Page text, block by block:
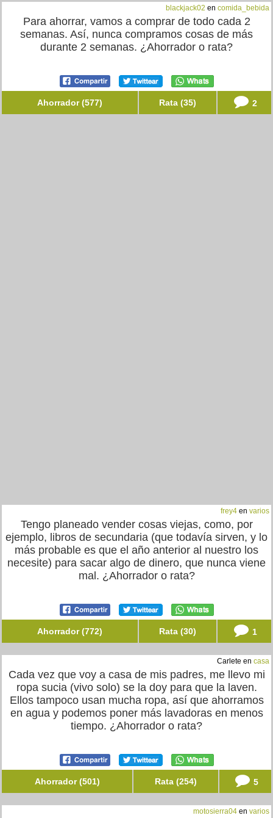
blackjack02 en comida_bebida
Para ahorrar, vamos a comprar de todo cada 2
semanas. Así, nunca compramos cosas de más
durante 2 semanas. ¿Ahorrador o rata?
Ahorrador (577) Rata (35) 2
frey4 en varios
Tengo planeado vender cosas viejas, como, por
ejemplo, libros de secundaria (que todavía sirven, y lo
más probable es que el año anterior al nuestro los
necesite) para sacar algo de dinero, que nunca viene
mal. ¿Ahorrador o rata?
Ahorrador (772) Rata (30) 1
Carlete en casa
Cada vez que voy a casa de mis padres, me llevo mi
ropa sucia (vivo solo) se la doy para que la laven.
Ellos tampoco usan mucha ropa, así que ahorramos
en agua y podemos poner más lavadoras en menos
tiempo. ¿Ahorrador o rata?
Ahorrador (501) Rata (254) 5
motosierra04 en varios